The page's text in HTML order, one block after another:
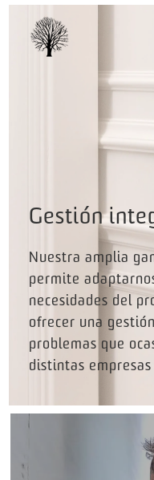
Gestión
Nuestra amplia
permite
necesidades del
ofrecer una
problemas que
distintas